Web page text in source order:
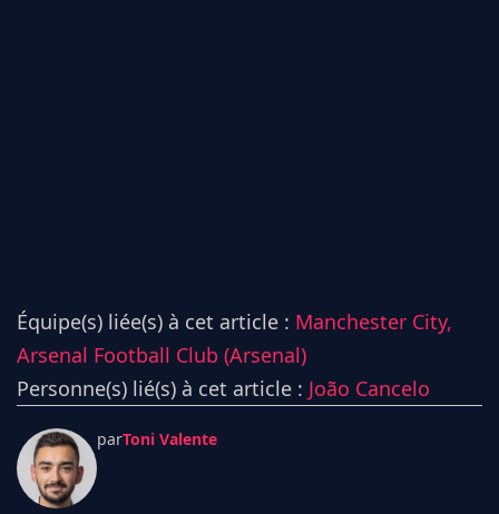
Équipe(s) liée(s) à cet article : Manchester City,
Arsenal Football Club (Arsenal)
Personne(s) lié(s) à cet article : João Cancelo
parToni Valente